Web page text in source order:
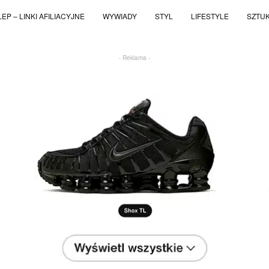
– LINKI AFILIACYJNE WYWIADY STYL LIFESTYLE
- Reklama -